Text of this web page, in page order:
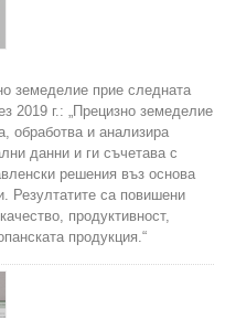
земеделие прие следната
2019 г.: „Прецизно земеделие
обработва и анализира
данни и ги съчетава с
решения въз основа
Резултатите са повишени
продуктивност,
продукция.“